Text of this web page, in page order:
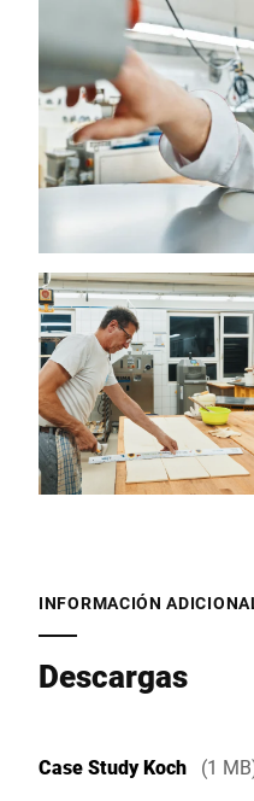
INFORMACIÓN
Descargas
Case Study Koch (1